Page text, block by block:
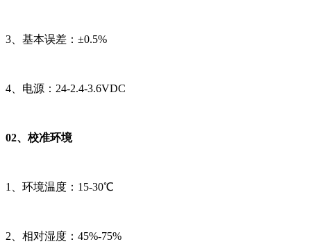
3、基本误差：±0.5%
4、电源：24-2.4-3.6VDC
02、校准环境
1、环境温度：15-30℃
2、相对湿度：45%-75%